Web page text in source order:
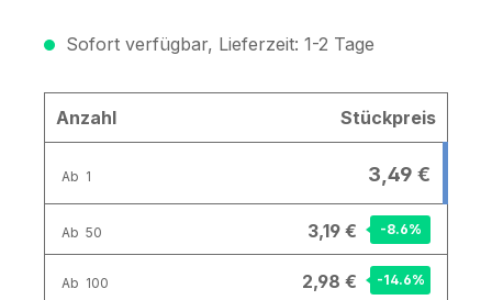
Sofort verfügbar, Lieferzeit: 1-2 Tage
Anzahl Stückpreis
Ab 1 3,49 €
Ab 50 3,19 € -8.6%
Ab 100 2,98 € -14.6%